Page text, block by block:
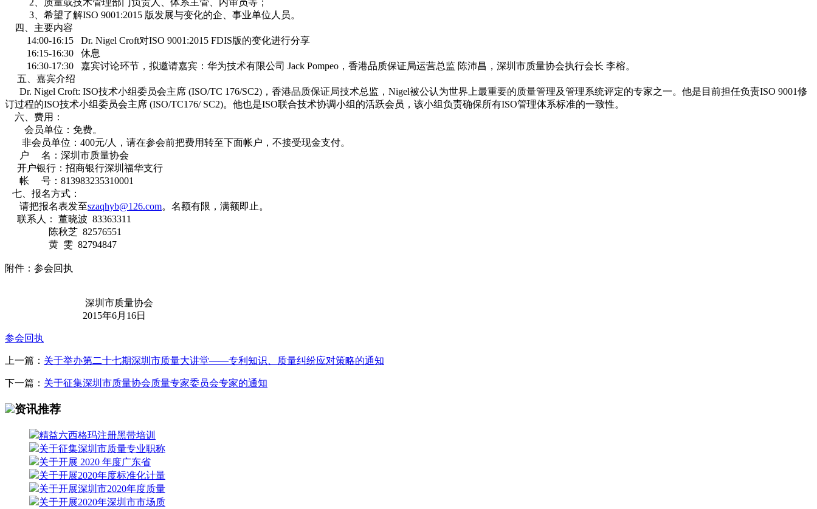
2、质量或技术管理部门负责人、体系主管、内审员等；
3、希望了解ISO 9001:2015 版发展与变化的企、事业单位人员。
四、主要内容
14:00-16:15 Dr. Nigel Croft对ISO 9001:2015 FDIS版的变化进行分享
16:15-16:30 休息
16:30-17:30 嘉宾讨论环节，拟邀请嘉宾：华为技术有限公司 Jack Pompeo，香港品质保证局运营总监 陈沛昌，深圳市质量协会执行会长 李榕。
五、嘉宾介绍
Dr. Nigel Croft: ISO技术小组委员会主席 (ISO/TC 176/SC2)，香港品质保证局技术总监，Nigel被公认为世界上最重要的质量管理及管理系统评定的专家之一。他是目前担任负责ISO 9001修
订过程的ISO技术小组委员会主席 (ISO/TC176/ SC2)。他也是ISO联合技术协调小组的活跃会员，该小组负责确保所有ISO管理体系标准的一致性。
六、费用：
会员单位：免费。
非会员单位：400元/人，请在参会前把费用转至下面帐户，不接受现金支付。
户 名：深圳市质量协会
开户银行：招商银行深圳福华支行
帐 号：813983235310001
七、报名方式：
请把报名表发至szaqhyb@126.com。名额有限，满额即止。
联系人： 董晓波 83363311
陈秋芝 82576551
黄 雯 82794847
附件：参会回执
深圳市质量协会
2015年6月16日
参会回执
上一篇： 关于举办第二十七期深圳市质量大讲堂——专利知识、质量纠纷应对策略的通知
下一篇： 关于征集深圳市质量协会质量专家委员会专家的通知
资讯推荐
精益六西格玛注册黑带培训
关于征集深圳市质量专业职称
关于开展 2020 年度广东省
关于开展2020年度标准化计量
关于开展深圳市2020年度质量
关于开展2020年深圳市市场质